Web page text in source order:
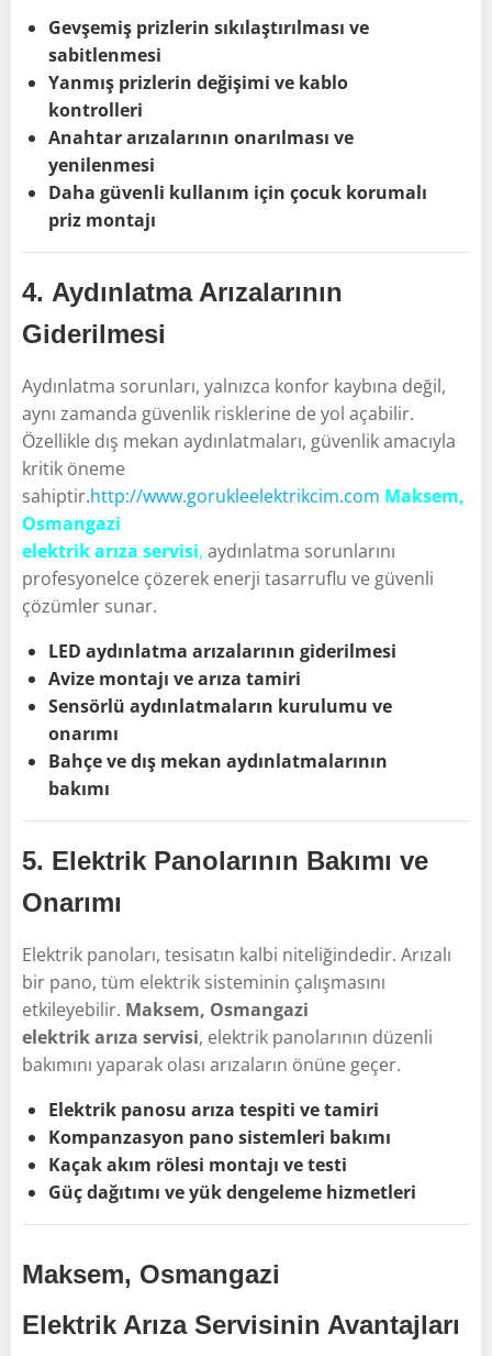
Gevşemiş prizlerin sıkılaştırılması ve
sabitlenmesi
Yanmış prizlerin değişimi ve kablo
kontrolleri
Anahtar arızalarının onarılması ve
yenilenmesi
Daha güvenli kullanım için çocuk korumalı
priz montajı
4. Aydınlatma Arızalarının
Giderilmesi
Aydınlatma sorunları, yalnızca konfor kaybına değil,
aynı zamanda güvenlik risklerine de yol açabilir.
Özellikle dış mekan aydınlatmaları, güvenlik amacıyla
kritik öneme
sahiptir.http://www.gorukleelektrikcim.com Maksem,
Osmangazi
elektrik arıza servisi, aydınlatma sorunlarını
profesyonelce çözerek enerji tasarruflu ve güvenli
çözümler sunar.
LED aydınlatma arızalarının giderilmesi
Avize montajı ve arıza tamiri
Sensörlü aydınlatmaların kurulumu ve
onarımı
Bahçe ve dış mekan aydınlatmalarının
bakımı
5. Elektrik Panolarının Bakımı ve
Onarımı
Elektrik panoları, tesisatın kalbi niteliğindedir. Arızalı
bir pano, tüm elektrik sisteminin çalışmasını
etkileyebilir. Maksem, Osmangazi
elektrik arıza servisi, elektrik panolarının düzenli
bakımını yaparak olası arızaların önüne geçer.
Elektrik panosu arıza tespiti ve tamiri
Kompanzasyon pano sistemleri bakımı
Kaçak akım rölesi montajı ve testi
Güç dağıtımı ve yük dengeleme hizmetleri
Maksem, Osmangazi
Elektrik Arıza Servisinin Avantajları